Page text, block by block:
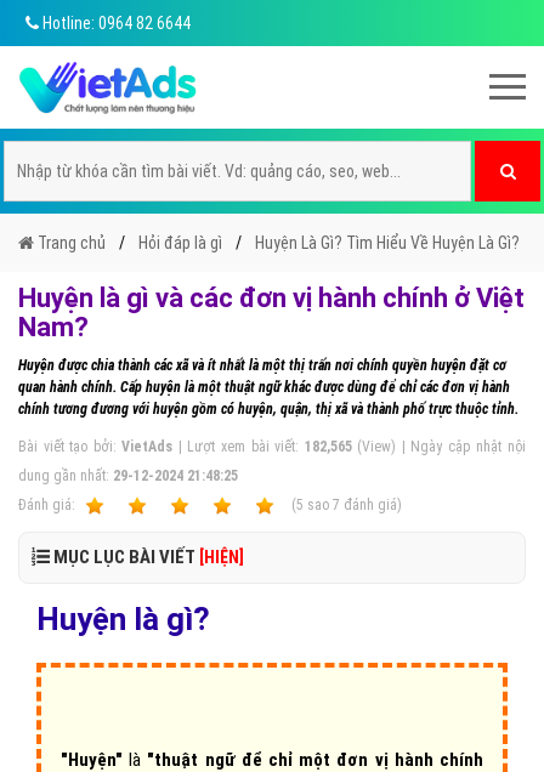
Hotline: 0964 82 6644
Trang chủ Hỏi đáp là gì Huyện Là Gì? Tìm Hiểu Về Huyện Là Gì?
Huyện là gì và các đơn vị hành chính ở Việt
Nam?
Huyện được chia thành các xã và ít nhất là một thị trấn nơi chính quyền huyện đặt cơ
quan hành chính. Cấp huyện là một thuật ngữ khác được dùng để chỉ các đơn vị hành
chính tương đương với huyện gồm có huyện, quận, thị xã và thành phố trực thuộc tỉnh.
Bài viết tạo bởi:VietAds | Lượt xem bài viết: 182,565(View) | Ngày cập nhật nội
dung gần nhất: 29-12-2024 21:48:25
Ðánh giá:
(5 sao 7 đánh giá)
MỤC LỤC BÀI VIẾT [HIỆN]
Huyện là gì?
"Huyện" là "thuật ngữ để chỉ một đơn vị hành chính